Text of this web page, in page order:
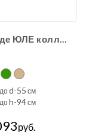
Кувшин де ЮЛЕ коллекция Шато
d-55 см
h-94см
руб.